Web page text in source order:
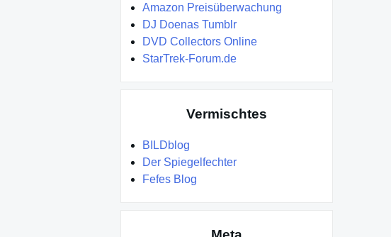
Amazon Preisüberwachung
DJ Doenas Tumblr
DVD Collectors Online
StarTrek-Forum.de
Vermischtes
BILDblog
Der Spiegelfechter
Fefes Blog